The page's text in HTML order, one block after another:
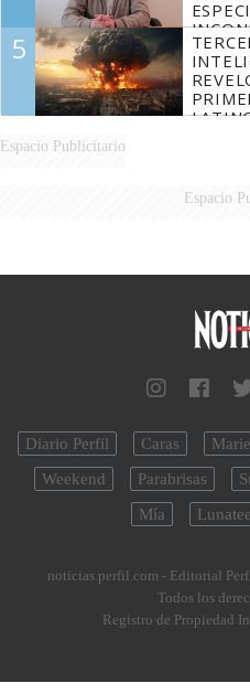
DE
5
Espacio Publicitario
Espacio
Diario Perfil Caras
Weekend
Parabrisas
Mía
noticias.perfil.com - Editorial
Todos los
Registro de Propiedad